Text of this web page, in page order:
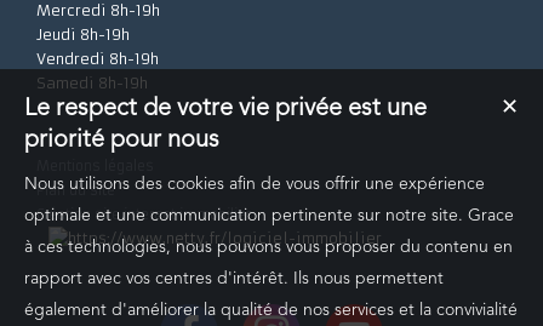
Mercredi 8h-19h
Jeudi 8h-19h
Vendredi 8h-19h
Samedi 8h-19h
Plan du site
Création site internet immobilier
✕
Le respect de votre vie privée est une
priorité pour nous
Nous utilisons des cookies afin de vous offrir une expérience
optimale et une communication pertinente sur notre site. Grace
à ces technologies, nous pouvons vous proposer du contenu en
rapport avec vos centres d'intérêt. Ils nous permettent
également d'améliorer la qualité de nos services et la convivialité